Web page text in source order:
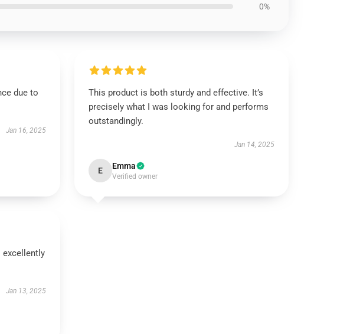
0%
due to
Jan 16, 2025
This product is both sturdy and effective. It’s
precisely what I was looking for and performs
outstandingly.
Jan 14, 2025
E Emma
Verified owner
excellently
Jan 13, 2025